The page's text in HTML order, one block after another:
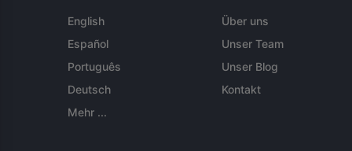
English
Español
Português
Deutsch
Mehr ...
Über uns
Unser Team
Unser Blog
Kontakt